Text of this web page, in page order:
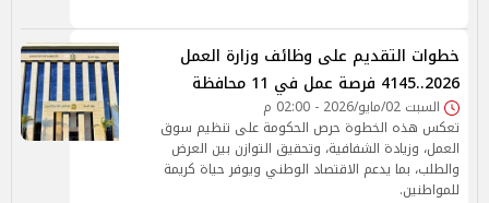
خطوات التقديم على وظائف وزارة العمل
2026..4145 فرصة عمل في 11 محافظة
السبت 02/مايو/2026 - 02:00 م
تعكس هذه الخطوة حرص الحكومة على تنظيم سوق
العمل، وزيادة الشفافية، وتحقيق التوازن بين العرض
والطلب، بما يدعم الاقتصاد الوطني ويوفر حياة كريمة
للمواطنين.